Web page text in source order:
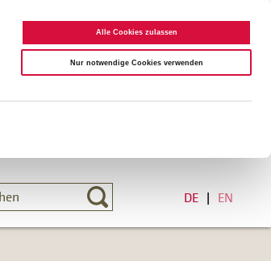
Alle Cookies zulassen
Nur notwendige Cookies verwenden
DE EN